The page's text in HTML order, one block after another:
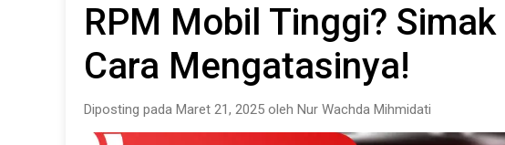
RPM Mobil Tinggi?
Cara Mengatasinya!
Diposting pada Maret 21, 2025 oleh Nur Wachda Mihmidati